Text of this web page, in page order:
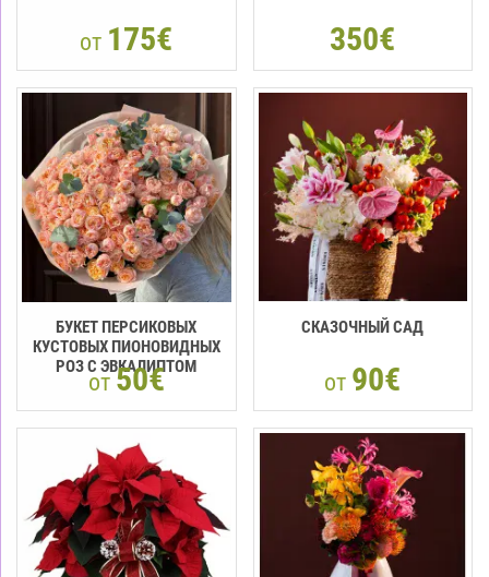
от 175€ 350€
БУКЕТ ПЕРСИКОВЫХ
КУСТОВЫХ ПИОНОВИДНЫХ
РОЗ С ЭВКАЛИПТОМ
от50€
СКАЗОЧНЫЙ САД
от 90€